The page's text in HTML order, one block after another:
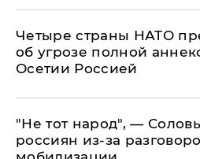
Четыре страны НАТО
об угрозе полной
Осетии Россией
​"Не тот народ", —
россиян из-за